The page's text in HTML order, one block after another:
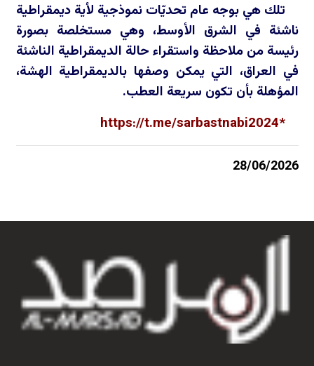
تلك هي بوجه عام تحديّات نموذجية لأية ديمقراطية
ناشئة في الشرق الأوسط، وهي مستخلصة بصورة
رئيسة من ملاحظة واستقراء حالة الديمقراطية الناشئة
في العراق، التي يمكن وصفها بالديمقراطية الهشة،
المؤهلة بأن تكون سريعة العطب.
*
https://t.me/sarbastnabi2024
28/06/2026